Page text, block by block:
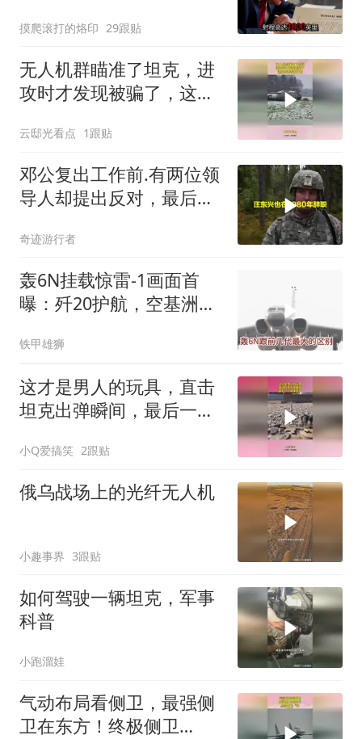
摸爬滚打的烙印 29跟贴
无人机群瞄准了坦克，进
攻时才发现被骗了，这操
云邸光看点 1跟贴
邓公复出工作前.有两位领
导人却提出反对，最后两
奇迹游行者
轰6N挂载惊雷-1画面首
曝：歼20护航，空基洲际
铁甲雄狮
这才是男人的玩具，直击
坦克出弹瞬间，最后一下
小Q爱搞笑 2跟贴
俄乌战场上的光纤无人机
小趣事界 3跟贴
如何驾驶一辆坦克，军事
科普
小跑溜娃
气动布局看侧卫，最强侧
卫在东方！终极侧卫